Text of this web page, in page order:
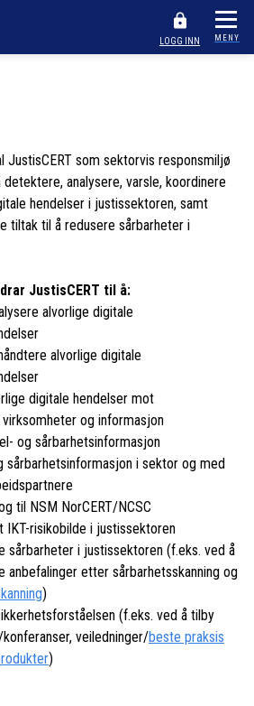
LOGG INN MENY
JustisCERT som sektorvis responsmiljø
analysere, varsle, koordinere
hendelser i justissektoren, samt
tiltak til å redusere sårbarheter i
JustisCERT til å:
alvorlige digitale
alvorlige digitale
digitale hendelser mot
og informasjon
og sårbarhetsinformasjon
sårbarhetsinformasjon i sektor og med
til NSM NorCERT/NCSC
IKT-risikobilde i justissektoren
sårbarheter i justissektoren (f.eks. ved å
anbefalinger etter sårbarhetsskanning og
)
(f.eks. ved å tilby
veiledninger/beste praksis
)